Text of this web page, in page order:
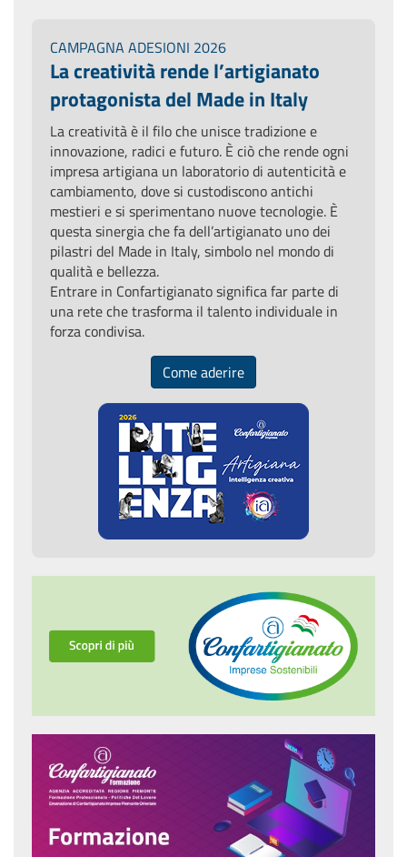
CAMPAGNA ADESIONI 2026
La creatività rende l’artigianato
protagonista del Made in Italy
La creatività è il filo che unisce tradizione e
innovazione, radici e futuro. È ciò che rende ogni
impresa artigiana un laboratorio di autenticità e
cambiamento, dove si custodiscono antichi
mestieri e si sperimentano nuove tecnologie. È
questa sinergia che fa dell’artigianato uno dei
pilastri del Made in Italy, simbolo nel mondo di
qualità e bellezza.
Entrare in Confartigianato significa far parte di
una rete che trasforma il talento individuale in
forza condivisa.
Come aderire